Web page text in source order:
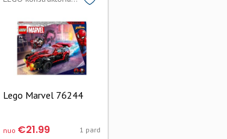
Lego Marvel 76244
nuo €21.99 1 pard